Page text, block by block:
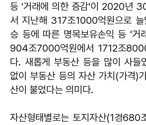
등 '거래에 의한 증감'이 2020년
서 지난해 317조1000억원으로
승 등에 따른 명목보유손익 등 '거
904조7000억원에서 1712조
다. 새롭게 부동산 등을 많이 사들
없이 부동산 등의 자산 가치(가격)
산이 불었다는 의미다.
자산형태별로는 토지자산(1경680